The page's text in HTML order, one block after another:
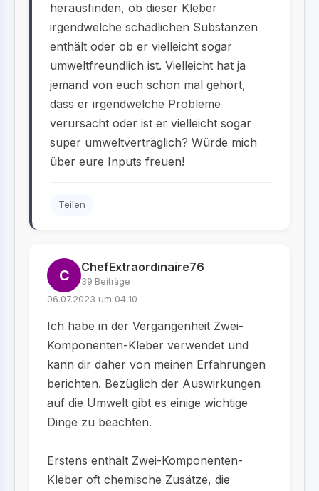
herausfinden, ob dieser Kleber
irgendwelche schädlichen Substanzen
enthält oder ob er vielleicht sogar
umweltfreundlich ist. Vielleicht hat ja
jemand von euch schon mal gehört,
dass er irgendwelche Probleme
verursacht oder ist er vielleicht sogar
super umweltverträglich? Würde mich
über eure Inputs freuen!
Teilen
C ChefExtraordinaire76
39 Beiträge
06.07.2023 um 04:10
Ich habe in der Vergangenheit Zwei-
Komponenten-Kleber verwendet und
kann dir daher von meinen Erfahrungen
berichten. Bezüglich der Auswirkungen
auf die Umwelt gibt es einige wichtige
Dinge zu beachten.
Erstens enthält Zwei-Komponenten-
Kleber oft chemische Zusätze, die